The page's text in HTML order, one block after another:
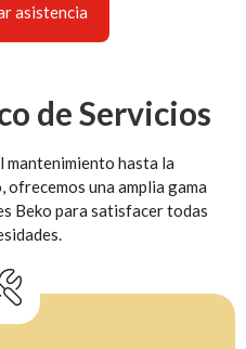
asistencia
de Servicios
mantenimiento hasta la
una amplia gama
Beko para satisfacer todas